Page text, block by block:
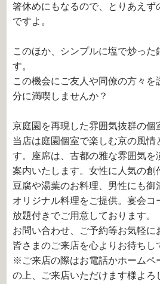
箸休めにもなるので、とりあえず
ですよ。
このほか、シンプルに塩で炒った
す。
この機会にご友人や同僚の方々
分に満喫しませんか？
京庭園を再現した雰囲気抜群の個
当店は庭園個室で楽しむ京の風情
す。座席は、古都の雅な雰囲気を
案内いたします。女性に人気の創
豆腐や湯葉のお料理、男性にも御
オリジナル料理をご提供。宴会コ
放題付きでご用意しております。
お問い合わせ、ご予約等お気軽に
皆さまのご来店を心よりお待ちし
※ご来店の際はお電話かホームペ
の上、ご来店いただけます様よろ